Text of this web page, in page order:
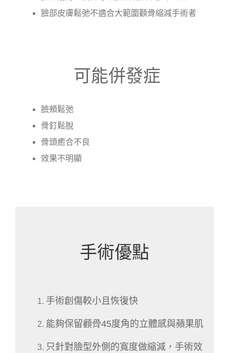
臉部皮膚鬆弛不適合大範圍顴骨縮減手術者
可能併發症
臉頰鬆弛
骨釘鬆脫
骨頭癒合不良
效果不明顯
手術優點
手術創傷較小且恢復快
能夠保留顴骨45度角的立體感與蘋果肌
只針對臉型外側的寬度做縮減，手術效